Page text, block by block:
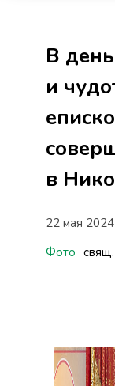
В
и
в
22 мая
Фото